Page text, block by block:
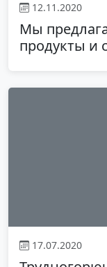
12.11.2020
Мы
продукты и
17.07.2020